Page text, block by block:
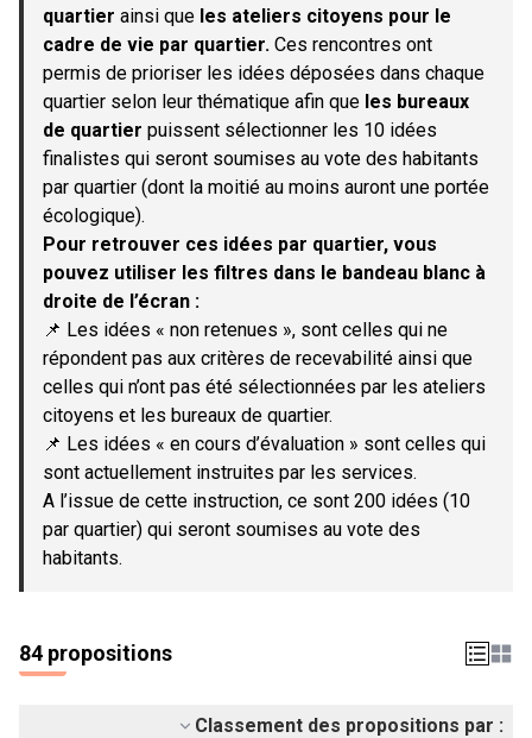
quartier ainsi que les ateliers citoyens pour le
cadre de vie par quartier. Ces rencontres ont
permis de prioriser les idées déposées dans chaque
quartier selon leur thématique afin que les bureaux
de quartier puissent sélectionner les 10 idées
finalistes qui seront soumises au vote des habitants
par quartier (dont la moitié au moins auront une portée
écologique).
Pour retrouver ces idées par quartier, vous
pouvez utiliser les filtres dans le bandeau blanc à
droite de l’écran :
📌 Les idées « non retenues », sont celles qui ne
répondent pas aux critères de recevabilité ainsi que
celles qui n’ont pas été sélectionnées par les ateliers
citoyens et les bureaux de quartier.
📌 Les idées « en cours d’évaluation » sont celles qui
sont actuellement instruites par les services.
A l’issue de cette instruction, ce sont 200 idées (10
par quartier) qui seront soumises au vote des
habitants.
84 propositions
Classement des propositions par :